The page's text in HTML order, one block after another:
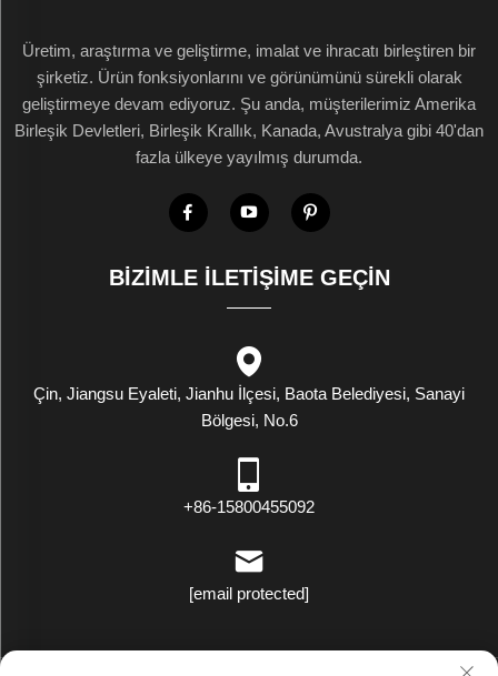
Üretim, araştırma ve geliştirme, imalat ve ihracatı birleştiren bir
şirketiz. Ürün fonksiyonlarını ve görünümünü sürekli olarak
geliştirmeye devam ediyoruz. Şu anda, müşterilerimiz Amerika
Birleşik Devletleri, Birleşik Krallık, Kanada, Avustralya gibi 40'dan
fazla ülkeye yayılmış durumda.
BIZIMLE İLETIŞIME GEÇIN
Çin, Jiangsu Eyaleti, Jianhu İlçesi, Baota Belediyesi, Sanayi
Bölgesi, No.6
+86-15800455092
[email protected]